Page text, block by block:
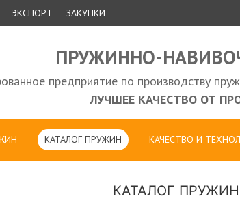
ЭКСПОРТ ЗАКУПКИ
ПРУЖИННО-
предприятие по производству
ЛУЧШЕЕ КАЧЕСТВО ОТ
КАТАЛОГ ПРУЖИН КАЧЕСТВО И
КАТАЛОГ